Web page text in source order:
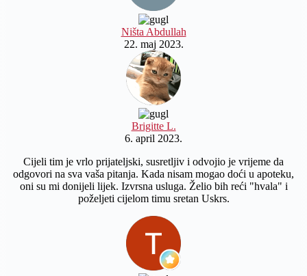
Ništa Abdullah
22. maj 2023.
Brigitte L.
6. april 2023.
Cijeli tim je vrlo prijateljski, susretljiv i odvojio je vrijeme da
odgovori na sva vaša pitanja. Kada nisam mogao doći u apoteku,
oni su mi donijeli lijek. Izvrsna usluga. Želio bih reći "hvala" i
poželjeti cijelom timu sretan Uskrs.